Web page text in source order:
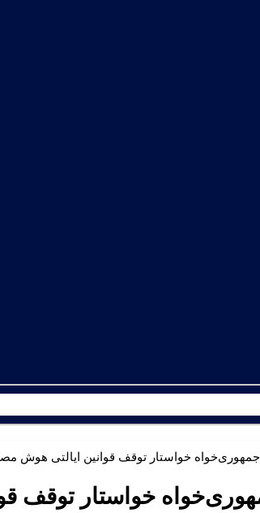
خواستار توقف قوانین ایالتی هوش
خواستار توقف